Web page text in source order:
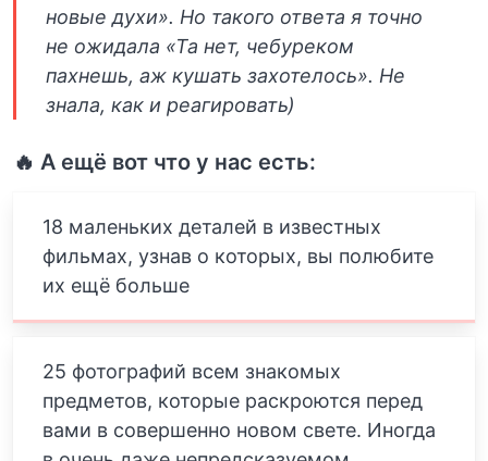
новые духи». Но такого ответа я точно
не ожидала «Та нет, чебуреком
пахнешь, аж кушать захотелось». Не
знала, как и реагировать)
🔥 А ещё вот что у нас есть:
18 маленьких деталей в известных
фильмах, узнав о которых, вы полюбите
их ещё больше
25 фотографий всем знакомых
предметов, которые раскроются перед
вами в совершенно новом свете. Иногда